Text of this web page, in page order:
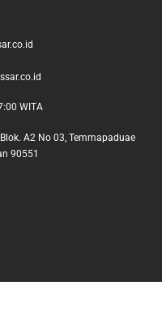
WITA
A2 No 03, Temmapaduae
90551